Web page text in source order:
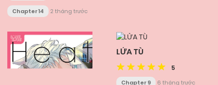
Chapter 14 2 tháng trước
LỬA TÙ
5
Chapter 9 6 tháng trước